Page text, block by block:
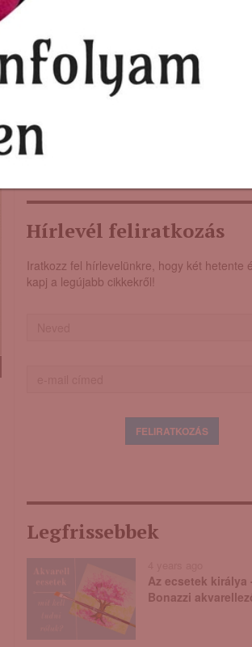
Hírlevél feliratkozás
Iratkozz fel hírlevelünkre, hogy két hetente
kapj a legújabb cikkekről!
Legfrissebbek
Az ecsetek királya
Bonazzi